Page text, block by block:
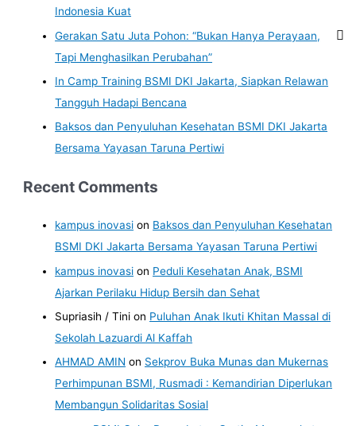
Indonesia Kuat
Gerakan Satu Juta Pohon: “Bukan Hanya Perayaan,
Tapi Menghasilkan Perubahan”
In Camp Training BSMI DKI Jakarta, Siapkan Relawan
Tangguh Hadapi Bencana
Baksos dan Penyuluhan Kesehatan BSMI DKI Jakarta
Bersama Yayasan Taruna Pertiwi
Recent Comments
kampus inovasi on Baksos dan Penyuluhan Kesehatan
BSMI DKI Jakarta Bersama Yayasan Taruna Pertiwi
kampus inovasi on Peduli Kesehatan Anak, BSMI
Ajarkan Perilaku Hidup Bersih dan Sehat
Supriasih / Tini on Puluhan Anak Ikuti Khitan Massal di
Sekolah Lazuardi Al Kaffah
AHMAD AMIN on Sekprov Buka Munas dan Mukernas
Perhimpunan BSMI, Rusmadi : Kemandirian Diperlukan
Membangun Solidaritas Sosial